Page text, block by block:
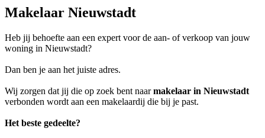
Makelaar Nieuwstadt
Heb jij behoefte aan een expert voor de aan- of verkoop van jouw
woning in Nieuwstadt?
Dan ben je aan het juiste adres.
Wij zorgen dat jij die op zoek bent naarmakelaar in Nieuwstadt
verbonden wordt aan een makelaardij die bij je past.
Het beste gedeelte?